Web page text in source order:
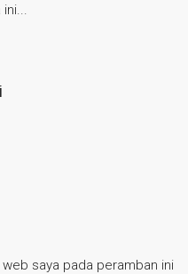
saya pada peramban ini